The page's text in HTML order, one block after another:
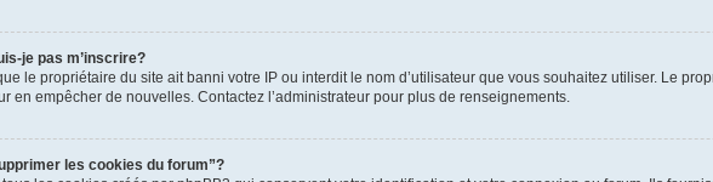
je pas m’inscrire?
le propriétaire du site ait banni votre IP ou interdit le nom d’utilisateur que vous souhaitez utiliser. Le
en empêcher de nouvelles. Contactez l’administrateur pour plus de renseignements.
les cookies du forum”?